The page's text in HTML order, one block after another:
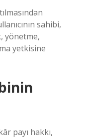
sahibi,
yönetme,
yetkisine
payı hakkı,